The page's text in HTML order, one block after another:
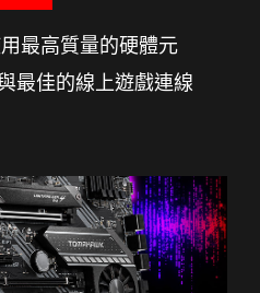
最高質量的硬體元
最佳的線上遊戲連線